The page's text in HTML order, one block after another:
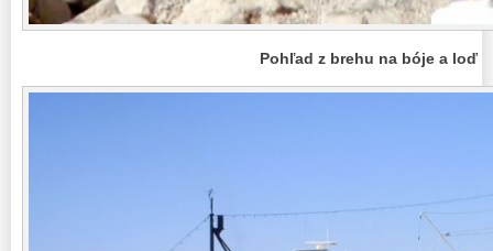
Pohľad z brehu na bóje a loď